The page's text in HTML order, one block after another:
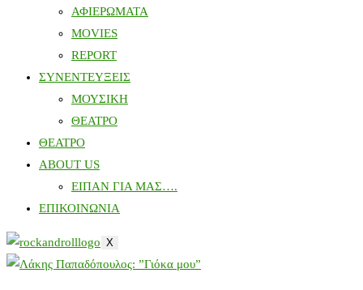
ΑΦΙΕΡΩΜΑΤΑ
MOVIES
REPORT
ΣΥΝΕΝΤΕΥΞΕΙΣ
ΜΟΥΣΙΚΗ
ΘΕΑΤΡΟ
ΘΕΑΤΡΟ
ABOUT US
ΕΙΠΑΝ ΓΙΑ ΜΑΣ….
ΕΠΙΚΟΙΝΩΝΙΑ
X